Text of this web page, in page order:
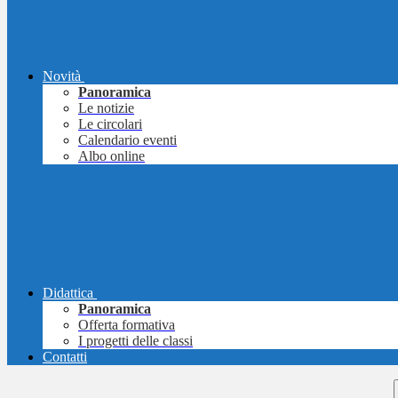
Novità
Panoramica
Le notizie
Le circolari
Calendario eventi
Albo online
Didattica
Panoramica
Offerta formativa
I progetti delle classi
Contatti